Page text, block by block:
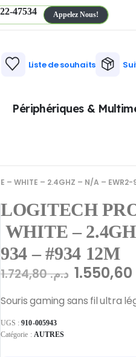
47534 Appelez Nous!
Liste de souhaits
Périphériques &
– WHITE – 2.4GHZ – N/A –
LOGITECH
WHITE –
934 – #934 12M
د.م.1.724,80
Souris gaming sans fil ultra
UGS :910-005943
Catégorie : AUTRES